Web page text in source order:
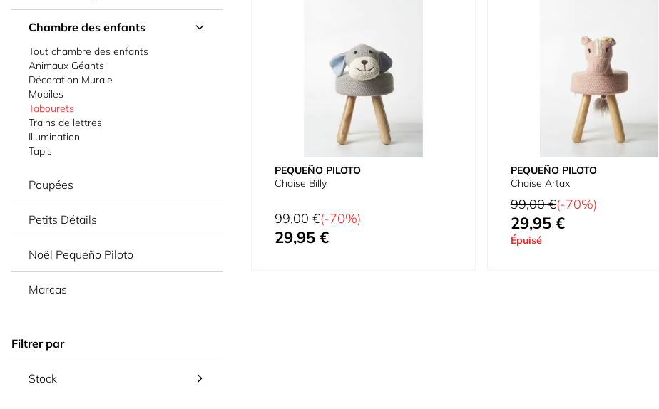
Chambre des enfants
Tout chambre des enfants
Animaux Géants
Décoration Murale
Mobiles
Tabourets
Trains de lettres
Illumination
Tapis
Poupées
Petits Détails
Noël Pequeño Piloto
Marcas
Filtrer par
Stock
PEQUEÑO PILOTO
Chaise Billy
Prix normal
99,00 €(-70%)
Prix spécial
29,95 €
PEQUEÑO PILOTO
Chaise Artax
Prix normal
99,00 €(-70%)
Prix spécial
29,95 €
Épuisé